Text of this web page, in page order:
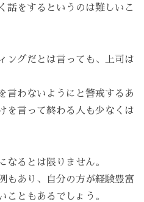
話をするというのは難しいこ
ングだとは言っても、上司は
言わないようにと警戒するあ
を言って終わる人も少なくは
なるとは限りません。
もあり、自分の方が経験豊富
こともあるでしょう。